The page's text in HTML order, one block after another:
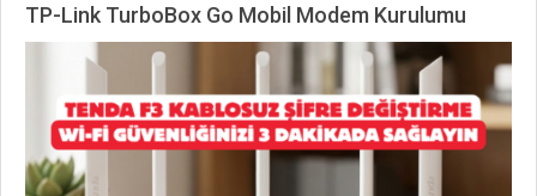
TP-Link TurboBox Go Mobil Modem Kurulumu
2026-